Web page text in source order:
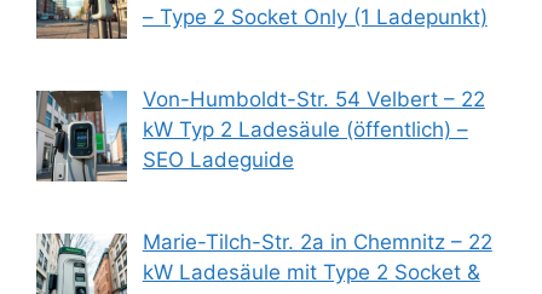
– Type 2 Socket Only (1 Ladepunkt)
Von-Humboldt-Str. 54 Velbert – 22
kW Typ 2 Ladesäule (öffentlich) –
SEO Ladeguide
Marie-Tilch-Str. 2a in Chemnitz – 22
kW Ladesäule mit Type 2 Socket &